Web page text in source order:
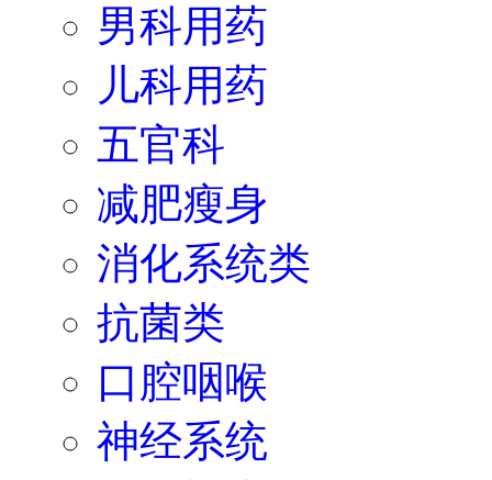
男科用药
儿科用药
五官科
减肥瘦身
消化系统类
抗菌类
口腔咽喉
神经系统